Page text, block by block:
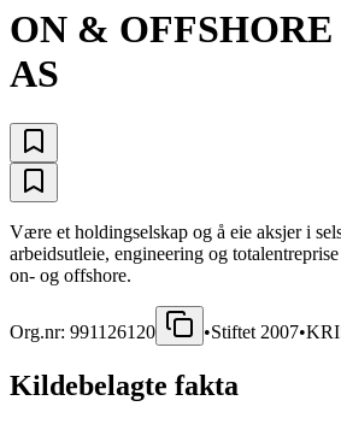
ON &
AS
Være et holdingselskap og å eie aksjer i
arbeidsutleie, engineering og
on- og offshore.
Org.nr: 991126120 •Stiftet 2007•
Kildebelagte fakta